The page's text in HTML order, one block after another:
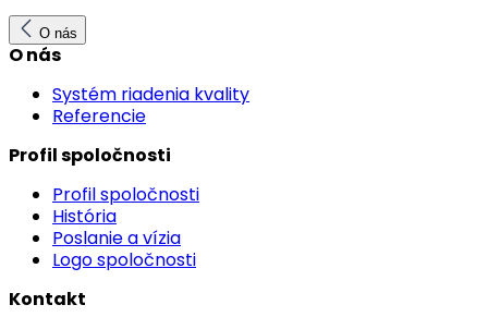
O nás
O nás
Systém riadenia kvality
Referencie
Profil spoločnosti
Profil spoločnosti
História
Poslanie a vízia
Logo spoločnosti
Kontakt